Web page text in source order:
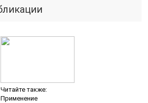
Читайте также:
Применение